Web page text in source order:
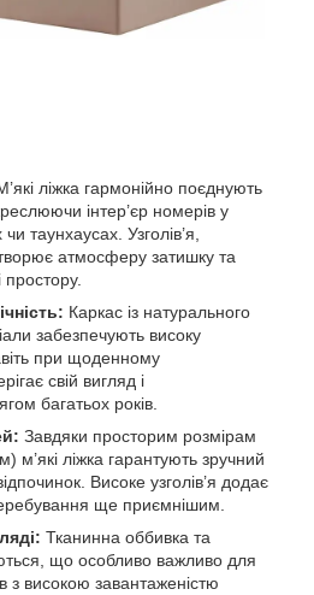
ліжка гармонійно поєднують
інтер’єр номерів у
таунхаусах. Узголів’я,
атмосферу затишку та
простору.
Каркас із натурального
забезпечують високу
при щоденному
свій вигляд і
багатьох років.
Завдяки просторим розмірам
м’які ліжка гарантують зручний
Високе узголів’я додає
ще приємнішим.
Тканинна оббивка та
що особливо важливо для
з високою завантаженістю